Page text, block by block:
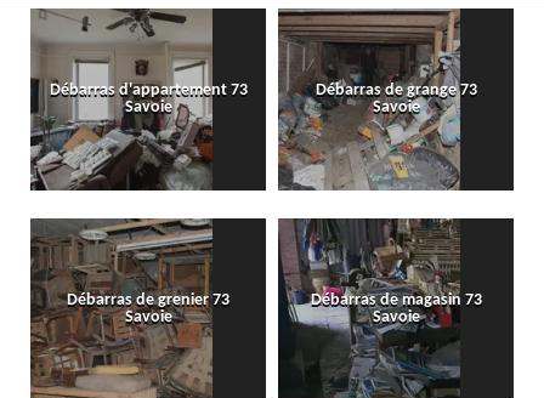
Débarras d'appartement 73
Savoie
Débarras de grange 73
Savoie
Débarras de grenier 73
Savoie
Débarras de magasin 73
Savoie